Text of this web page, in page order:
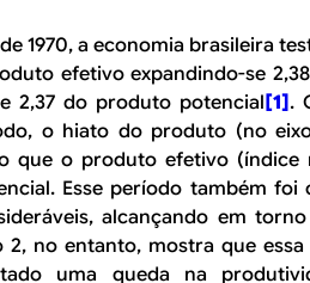
1970, a economia brasileira
efetivo expandindo-se
2,37 do produto potencial[1].
o hiato do produto (no
que o produto efetivo (índice
Esse período também foi
alcançando em
2, no entanto, mostra que
uma queda na